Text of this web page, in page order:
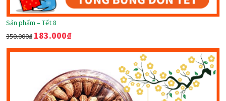
Sản phẩm – Tết 8
350.000₫ 183.000₫